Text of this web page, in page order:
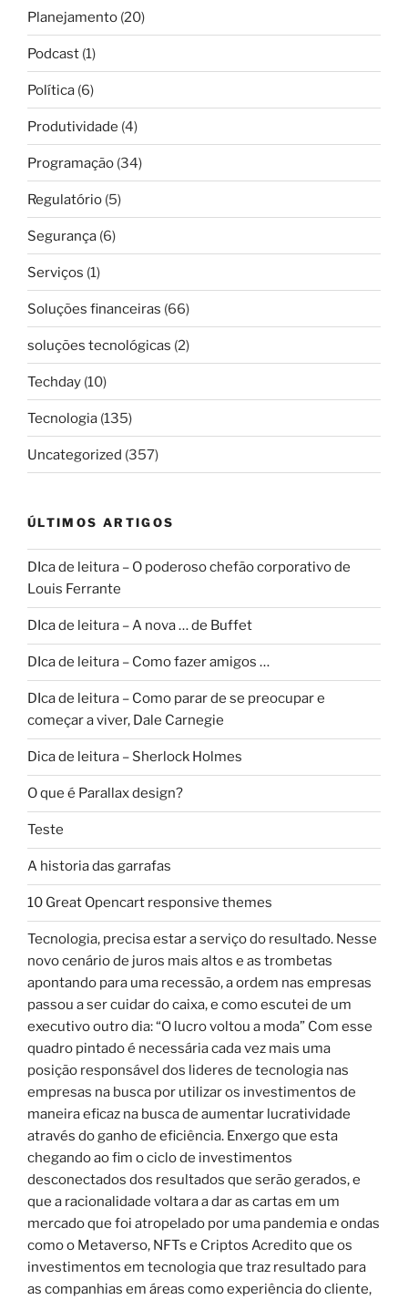
Planejamento (20)
Podcast (1)
Política (6)
Produtividade (4)
Programação (34)
Regulatório (5)
Segurança (6)
Serviços (1)
Soluções financeiras (66)
soluções tecnológicas (2)
Techday (10)
Tecnologia (135)
Uncategorized (357)
ÚLTIMOS ARTIGOS
DIca de leitura – O poderoso chefão corporativo de
Louis Ferrante
DIca de leitura – A nova … de Buffet
DIca de leitura – Como fazer amigos …
DIca de leitura – Como parar de se preocupar e
começar a viver, Dale Carnegie
Dica de leitura – Sherlock Holmes
O que é Parallax design?
Teste
A historia das garrafas
10 Great Opencart responsive themes
Tecnologia, precisa estar a serviço do resultado. Nesse
novo cenário de juros mais altos e as trombetas
apontando para uma recessão, a ordem nas empresas
passou a ser cuidar do caixa, e como escutei de um
executivo outro dia: “O lucro voltou a moda” Com esse
quadro pintado é necessária cada vez mais uma
posição responsável dos lideres de tecnologia nas
empresas na busca por utilizar os investimentos de
maneira eficaz na busca de aumentar lucratividade
através do ganho de eficiência. Enxergo que esta
chegando ao fim o ciclo de investimentos
desconectados dos resultados que serão gerados, e
que a racionalidade voltara a dar as cartas em um
mercado que foi atropelado por uma pandemia e ondas
como o Metaverso, NFTs e Criptos Acredito que os
investimentos em tecnologia que traz resultado para
as companhias em áreas como experiência do cliente,